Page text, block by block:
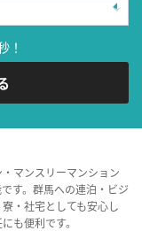
！
マンスリーマンション
す。群馬への連泊・ビジ
・社宅としても安心し
も便利です。